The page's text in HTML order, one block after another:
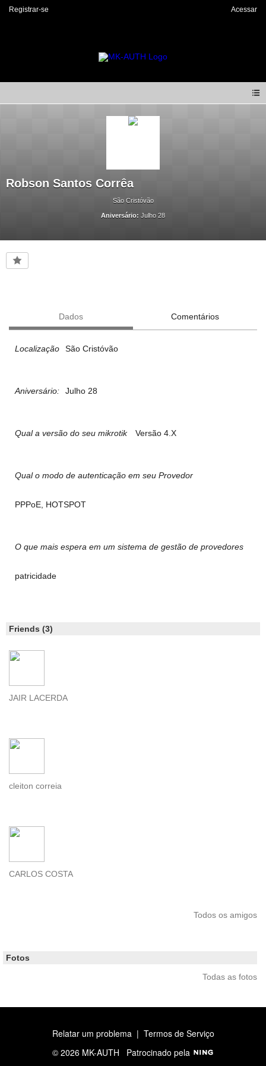
Registrar-se Acessar
Robson Santos Corrêa
São Cristóvão
Aniversário: Julho 28
Dados Comentários
Localização São Cristóvão
Aniversário: Julho 28
Qual a versão do seu mikrotik Versão 4.X
Qual o modo de autenticação em seu Provedor
PPPoE, HOTSPOT
O que mais espera em um sistema de gestão de provedores
patricidade
Friends (3)
JAIR LACERDA
cleiton correia
CARLOS COSTA
Todos os amigos
Fotos
Todas as fotos
Relatar um problema| Termos de Serviço
© 2026 MK-AUTH Patrocinado pela